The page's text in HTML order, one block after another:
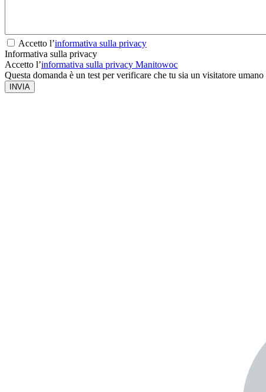
Accetto l’informativa sulla privacy
Informativa sulla privacy
Accetto l’informativa sulla privacy Manitowoc
Questa domanda è un test per verificare che tu sia un visitatore